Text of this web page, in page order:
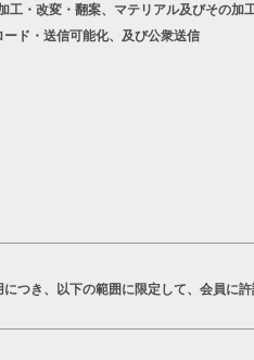
改変・翻案、マテリアル及びその加工
ド・送信可能化、及び公衆送信
つき、以下の範囲に限定して、会員に